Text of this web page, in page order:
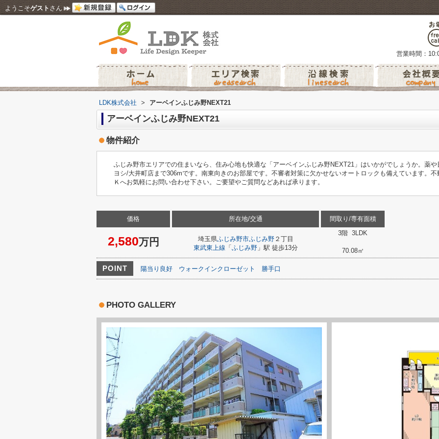
ようこそゲスト さん
営業時間：
LDK株式会社 > アーベインふじみ野NEXT21
アーベインふじみ野NEXT21
物件紹介
ふじみ野市エリアでの住まいなら、住み心地も快適な「アーベインふじみ野NEXT21」はいかがでしょうか。薬
ヨシ/大井町店まで306mです。南東向きのお部屋です。不審者対策に欠かせないオートロックも備えています。
Ｋへお気軽にお問い合わせ下さい。ご要望やご質問などあれば承ります。
価格
2,580万円
所在地/交通
埼玉県ふじみ野市ふじみ野２丁目
東武東上線 「 ふじみ野」駅 徒歩13分
間取り/専有面積
3階 3LDK
70.08㎡
POINT 陽当り良好 ウォークインクローゼット 勝手口
PHOTO GALLERY